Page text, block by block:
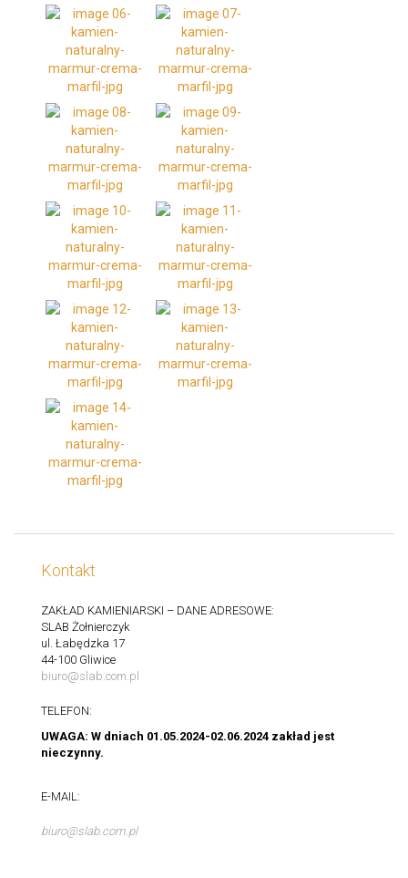
Kontakt
ZAKŁAD KAMIENIARSKI – DANE ADRESOWE:
SLAB Żołnierczyk
ul. Łabędzka 17
44-100 Gliwice
biuro@slab.com.pl
TELEFON:
UWAGA: W dniach 01.05.2024-02.06.2024 zakład jest
nieczynny.
E-MAIL:
biuro@slab.com.pl